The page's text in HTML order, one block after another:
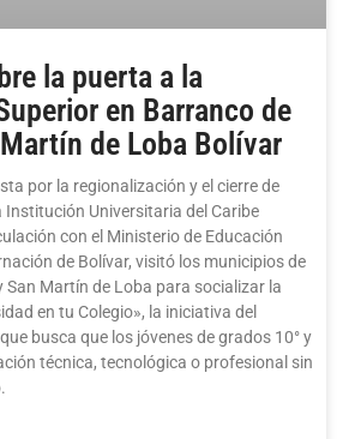
la puerta a la
en Barranco de
de Loba Bolívar
por la regionalización y el cierre de
Institución Universitaria del Caribe
con el Ministerio de Educación
de Bolívar, visitó los municipios de
San Martín de Loba para socializar la
en tu Colegio», la iniciativa del
busca que los jóvenes de grados 10° y
técnica, tecnológica o profesional sin